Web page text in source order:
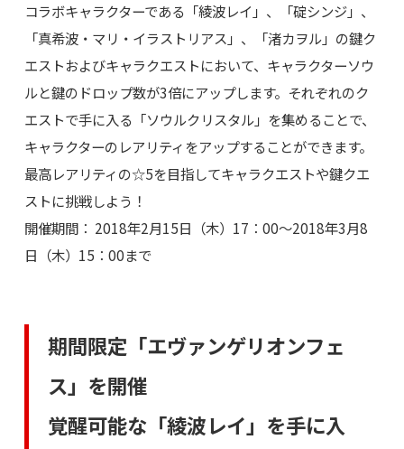
コラボキャラクターである「綾波レイ」、「碇シンジ」、
「真希波・マリ・イラストリアス」、「渚カヲル」の鍵ク
エストおよびキャラクエストにおいて、キャラクターソウ
ルと鍵のドロップ数が3倍にアップします。それぞれのク
エストで手に入る「ソウルクリスタル」を集めることで、
キャラクターのレアリティをアップすることができます。
最高レアリティの☆5を目指してキャラクエストや鍵クエ
ストに挑戦しよう！
開催期間： 2018年2月15日（木）17：00～2018年3月8
日（木）15：00まで
期間限定「エヴァンゲリオンフェ
ス」を開催
覚醒可能な「綾波レイ」を手に入